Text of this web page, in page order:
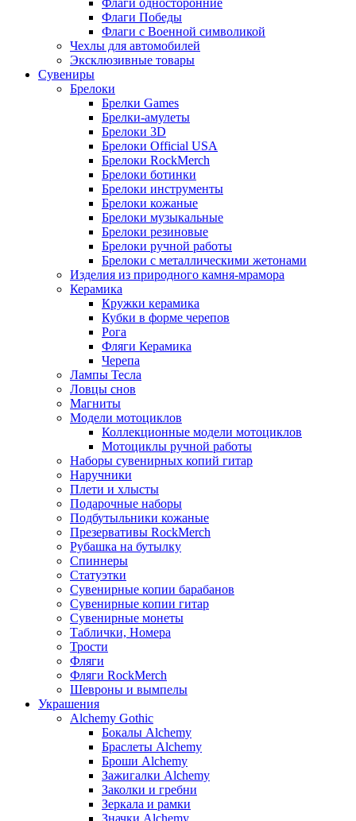
Флаги односторонние
Флаги Победы
Флаги с Военной символикой
Чехлы для автомобилей
Эксклюзивные товары
Сувениры
Брелоки
Брелки Games
Брелки-амулеты
Брелоки 3D
Брелоки Official USA
Брелоки RockMerch
Брелоки ботинки
Брелоки инструменты
Брелоки кожаные
Брелоки музыкальные
Брелоки резиновые
Брелоки ручной работы
Брелоки с металлическими жетонами
Изделия из природного камня-мрамора
Керамика
Кружки керамика
Кубки в форме черепов
Рога
Фляги Керамика
Черепа
Лампы Тесла
Ловцы снов
Магниты
Модели мотоциклов
Коллекционные модели мотоциклов
Мотоциклы ручной работы
Наборы сувенирных копий гитар
Наручники
Плети и хлысты
Подарочные наборы
Подбутыльники кожаные
Презервативы RockMerch
Рубашка на бутылку
Спиннеры
Статуэтки
Сувенирные копии барабанов
Сувенирные копии гитар
Сувенирные монеты
Таблички, Номера
Трости
Фляги
Фляги RockMerch
Шевроны и вымпелы
Украшения
Alchemy Gothic
Бокалы Alchemy
Браслеты Alchemy
Броши Alchemy
Зажигалки Alchemy
Заколки и гребни
Зеркала и рамки
Значки Alchemy